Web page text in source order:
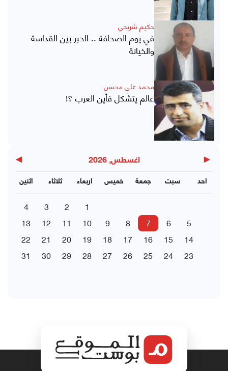
حكيم شريحي
في يوم الصحافة .. الحبر بين القداسة
والخيانة
محمد علي محسن
عالم يتشكل فأين العرب ؟!
◀ اغسطس, 2026 ▶
اثنين ثلاثاء اربعاء خميس جمعة سبت احد
1
2
3
4
5
6
7
8
9
10
11
12
13
14
15
16
17
18
19
20
21
22
23
24
25
26
27
28
29
30
31